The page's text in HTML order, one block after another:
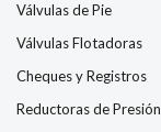
Válvulas de Pie
Válvulas Flotadoras
Cheques y Registros
Reductoras de Presión